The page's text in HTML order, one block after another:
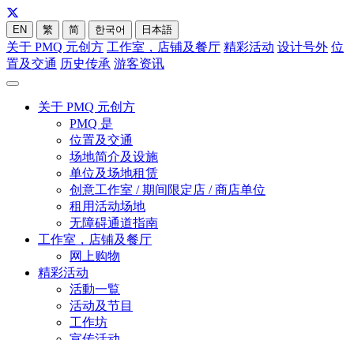
EN 繁 简 한국어 日本語
关于 PMQ 元创方 工作室，店铺及餐厅 精彩活动 设计号外 位
置及交通 历史传承 游客资讯
关于 PMQ 元创方
PMQ 是
位置及交通
场地简介及设施
单位及场地租赁
创意工作室 / 期间限定店 / 商店单位
租用活动场地
无障碍通道指南
工作室，店铺及餐厅
网上购物
精彩活动
活動一覧
活动及节目
工作坊